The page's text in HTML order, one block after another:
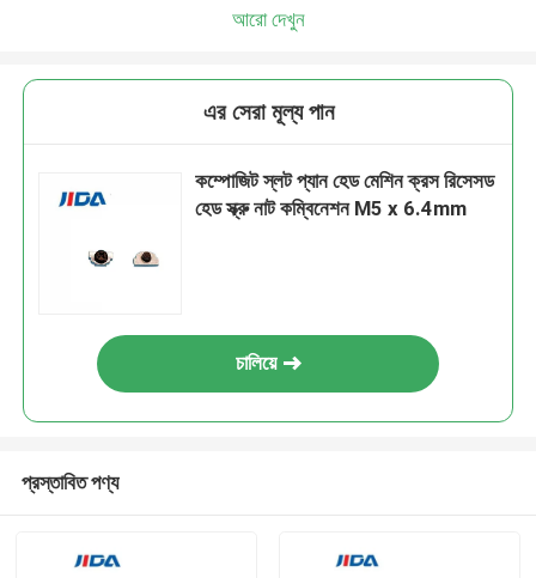
আরো দেখুন
এর সেরা মূল্য পান
কম্পোজিট স্লট প্যান হেড মেশিন ক্রস রিসেসড
হেড স্ক্রু নাট কম্বিনেশন M5 x 6.4mm
চালিয়ে
প্রস্তাবিত পণ্য